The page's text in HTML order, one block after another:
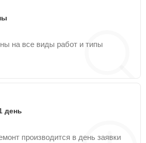
на все виды работ и типы
день
производится в день заявки